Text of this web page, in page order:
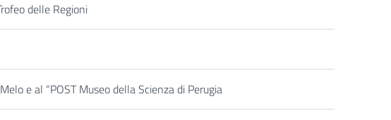
delle Regioni
e al “POST Museo della Scienza di Perugia